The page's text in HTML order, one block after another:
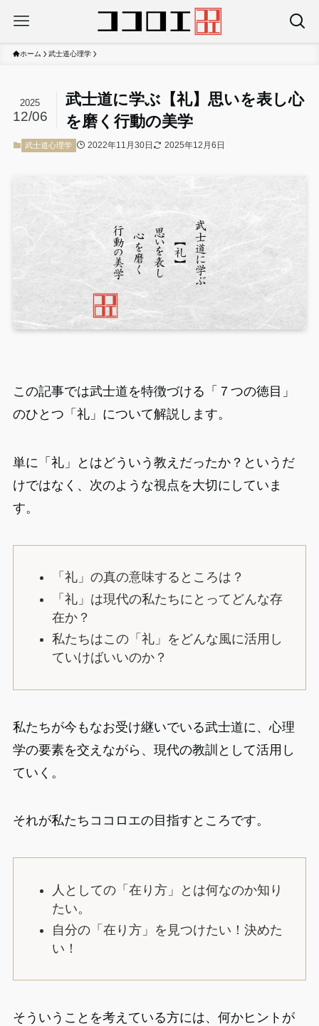
ホーム 武士道心理学
武士道に学ぶ【礼】思いを表し心
を磨く行動の美学
2025
12/06
武士道心理学 2022年11月30日 2025年12月6日
この記事では武士道を特徴づける「７つの徳目」
のひとつ「礼」について解説します。
単に「礼」とはどういう教えだったか？というだ
けではなく、次のような視点を大切にしていま
す。
「礼」の真の意味するところは？
「礼」は現代の私たちにとってどんな存
在か？
私たちはこの「礼」をどんな風に活用し
ていけばいいのか？
私たちが今もなお受け継いでいる武士道に、心理
学の要素を交えながら、現代の教訓として活用し
ていく。
それが私たちココロエの目指すところです。
人としての「在り方」とは何なのか知り
たい。
自分の「在り方」を見つけたい！決めた
い！
そういうことを考えている方には、何かヒントが